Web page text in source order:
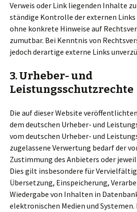
Verweis oder Link liegenden Inhalte
ständige Kontrolle der externen
ohne konkrete Hinweise auf
zumutbar. Bei Kenntnis von
jedoch derartige externe Links
3. Urheber- und
Leistungsschutzrechte
Die auf dieser Website
dem deutschen Urheber- und
vom deutschen Urheber- und
zugelassene Verwertung bedarf der
Zustimmung des Anbieters oder
Dies gilt insbesondere für
Übersetzung, Einspeicherung,
Wiedergabe von Inhalten in
elektronischen Medien und